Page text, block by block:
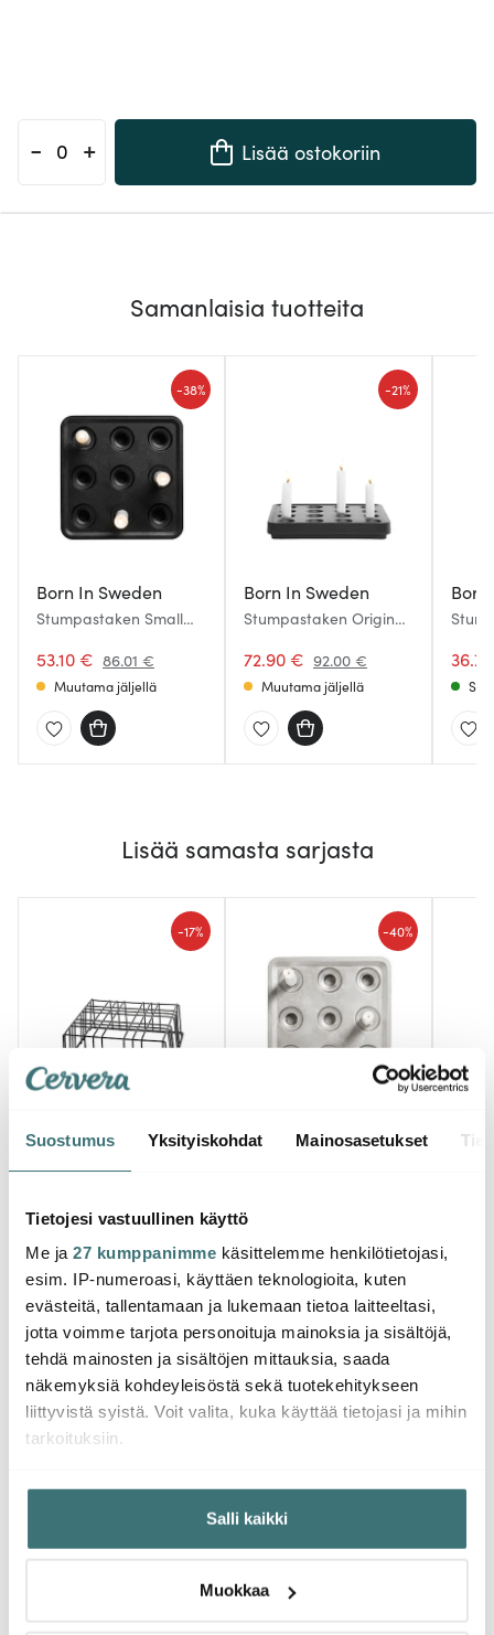
Suostumus Yksityiskohdat Mainosasetukset
Tietojesi vastuullinen käyttö
Me ja 27 kumppanimme käsittelemme henkilötietojasi,
esim. IP-numeroasi, käyttäen teknologioita, kuten
evästeitä, tallentamaan ja lukemaan tietoa laitteeltasi,
jotta voimme tarjota personoituja mainoksia ja sisältöjä,
tehdä mainosten ja sisältöjen mittauksia, saada
näkemyksiä kohdeyleisöstä sekä tuotekehitykseen
liittyvistä syistä. Voit valita, kuka käyttää tietojasi ja mihin
tarkoituksiin.
Jos sallit, haluamme myös tehdä seuraavia:
Kerätä tietoja maantieteellisestä sijainnistasi,
mahdollisesti muutaman metrin tarkkuudella
aktiivisesti (sormenjäljen muodostaminen)
Salli kaikki
Muokkaa
- + Lisää ostokoriin
Samanlaisia tuotteita
Born In Sweden
Stumpastaken Small
53.10 € 86.01 €
-38%
Muutama jäljellä
Born In Sweden
Stumpastaken Original
72.90 € 92.00 €
-21%
Muutama jäljellä
Born
Lisää samasta sarjasta
Born In Sweden
-17%
Saatavilla
Born In Sweden
-40%
Saatat pitää myös näistä